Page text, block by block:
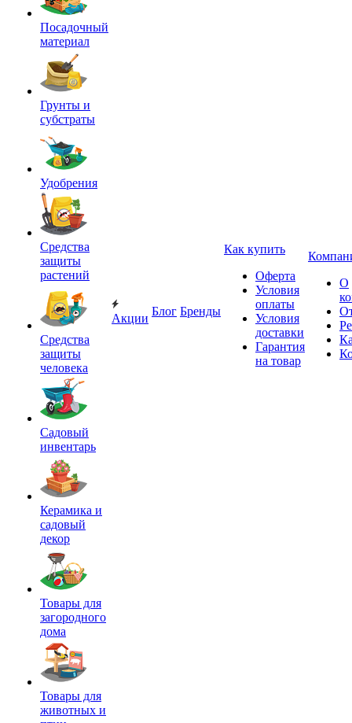
Посадочный
материал
Грунты и
субстраты
Удобрения
Средства
защиты
растений
Средства
защиты
человека
Садовый
инвентарь
Керамика и
садовый
декор
Товары для
загородного
дома
Товары для
животных и
Акции
Блог Бренды
Как купить
Оферта
Условия
оплаты
Условия
доставки
Гарантия
на товар
О